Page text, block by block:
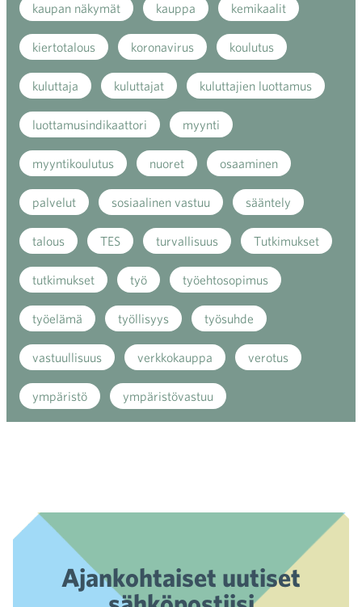
kaupan näkymät kauppa kemikaalit
kiertotalous koronavirus koulutus
kuluttaja kuluttajat kuluttajien luottamus
luottamusindikaattori myynti
myyntikoulutus nuoret osaaminen
palvelut sosiaalinen vastuu sääntely
talous TES turvallisuus Tutkimukset
tutkimukset työ työehtosopimus
työelämä työllisyys työsuhde
vastuullisuus verkkokauppa verotus
ympäristö ympäristövastuu
Ajankohtaiset uutiset